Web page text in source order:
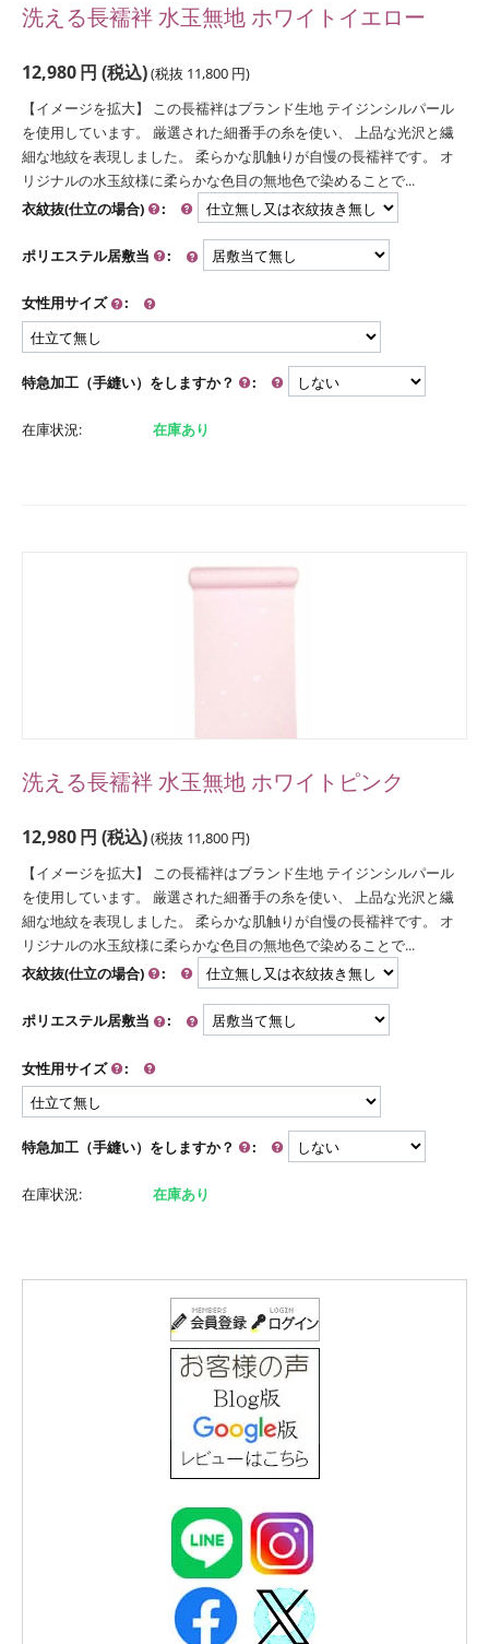
洗える長襦袢 水玉無地 ホワイトイエロー
12,980円 (税込)(税抜 11,800 円)
【イメージを拡大】 この長襦袢はブランド生地 テイジンシルパール
を使用しています。 厳選された細番手の糸を使い、 上品な光沢と繊
細な地紋を表現しました。 柔らかな肌触りが自慢の長襦袢です。 オ
リジナルの水玉紋様に柔らかな色目の無地色で染めることで...
衣紋抜(仕立の場合)
:
ポリエステル居敷当 :
女性用サイズ :
特急加工（手縫い）をしますか？ :
在庫状況: 在庫あり
洗える長襦袢 水玉無地 ホワイトピンク
12,980円 (税込)(税抜 11,800 円)
【イメージを拡大】 この長襦袢はブランド生地 テイジンシルパール
を使用しています。 厳選された細番手の糸を使い、 上品な光沢と繊
細な地紋を表現しました。 柔らかな肌触りが自慢の長襦袢です。 オ
リジナルの水玉紋様に柔らかな色目の無地色で染めることで...
衣紋抜(仕立の場合)
:
ポリエステル居敷当 :
女性用サイズ :
特急加工（手縫い）をしますか？ :
在庫状況: 在庫あり